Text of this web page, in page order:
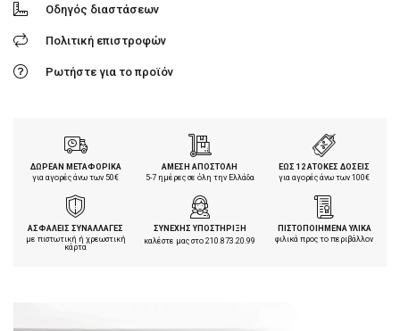
Οδηγός διαστάσεων
Πολιτική επιστροφών
Ρωτήστε για το προϊόν
ΔΩΡΕΑΝ ΜΕΤΑΦΟΡΙΚΑ
για αγορές άνω των 50€
ΑΜΕΣΗ ΑΠΟΣΤΟΛΗ
5-7 ημέρες σε όλη την Ελλάδα
ΕΩΣ 12 ΑΤΟΚΕΣ ΔΟΣΕΙΣ
για αγορές άνω των 100€
ΑΣΦΑΛΕΙΣ ΣΥΝΑΛΛΑΓΕΣ
με πιστωτική ή χρεωστική
κάρτα
ΣΥΝΕΧΗΣ ΥΠΟΣΤΗΡΙΞΗ
καλέστε μας στο210.873.20.99
ΠΙΣΤΟΠΟΙΗΜΕΝΑ ΥΛΙΚΑ
φιλικά προς το περιβάλλον